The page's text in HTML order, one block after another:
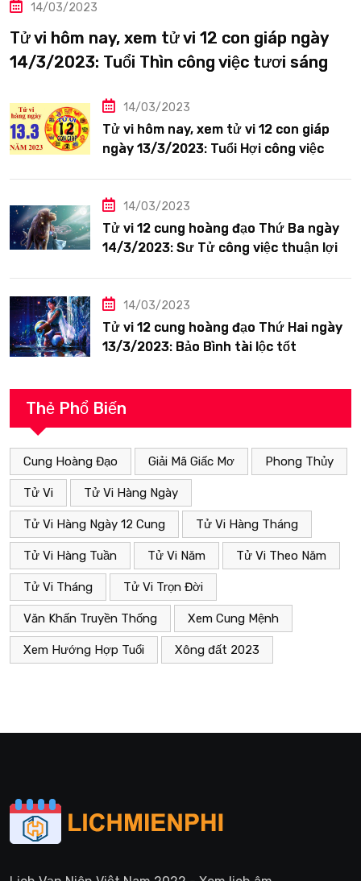
14/03/2023
Tử vi hôm nay, xem tử vi 12 con giáp ngày
14/3/2023: Tuổi Thìn công việc tươi sáng
14/03/2023
Tử vi hôm nay, xem tử vi 12 con giáp
ngày 13/3/2023: Tuổi Hợi công việc
14/03/2023
Tử vi 12 cung hoàng đạo Thứ Ba ngày
14/3/2023: Sư Tử công việc thuận lợi
14/03/2023
Tử vi 12 cung hoàng đạo Thứ Hai ngày
13/3/2023: Bảo Bình tài lộc tốt
Thẻ Phổ Biến
Cung Hoàng Đạo Giải Mã Giấc Mơ Phong Thủy
Tử Vi Tử Vi Hàng Ngày
Tử Vi Hàng Ngày 12 Cung Tử Vi Hàng Tháng
Tử Vi Hàng Tuần Tử Vi Năm Tử Vi Theo Năm
Tử Vi Tháng Tử Vi Trọn Đời
Văn Khấn Truyền Thống Xem Cung Mệnh
Xem Hướng Hợp Tuổi Xông đất 2023